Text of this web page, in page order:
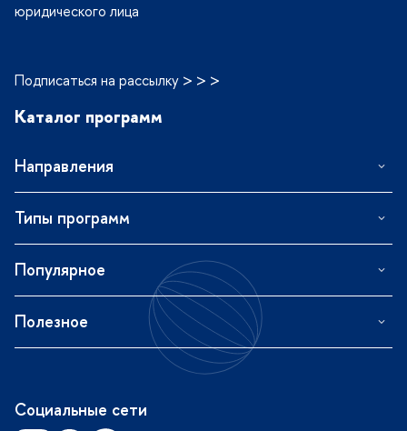
юридического лица
Подписаться на рассылку > > >
Каталог программ
Направления
Типы программ
Популярное
Полезное
Социальные сети